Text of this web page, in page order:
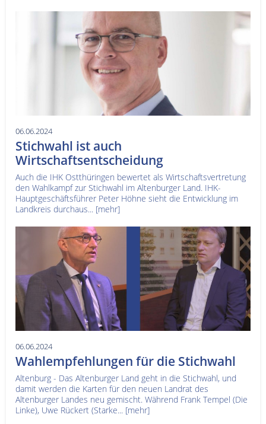
06.06.2024
Stichwahl ist auch
Wirtschaftsentscheidung
Auch die IHK Ostthüringen bewertet als Wirtschaftsvertretung
den Wahlkampf zur Stichwahl im Altenburger Land. IHK-
Hauptgeschäftsführer Peter Höhne sieht die Entwicklung im
Landkreis durchaus... [mehr]
06.06.2024
Wahlempfehlungen für die Stichwahl
Altenburg - Das Altenburger Land geht in die Stichwahl, und
damit werden die Karten für den neuen Landrat des
Altenburger Landes neu gemischt. Während Frank Tempel (Die
Linke), Uwe Rückert (Starke... [mehr]